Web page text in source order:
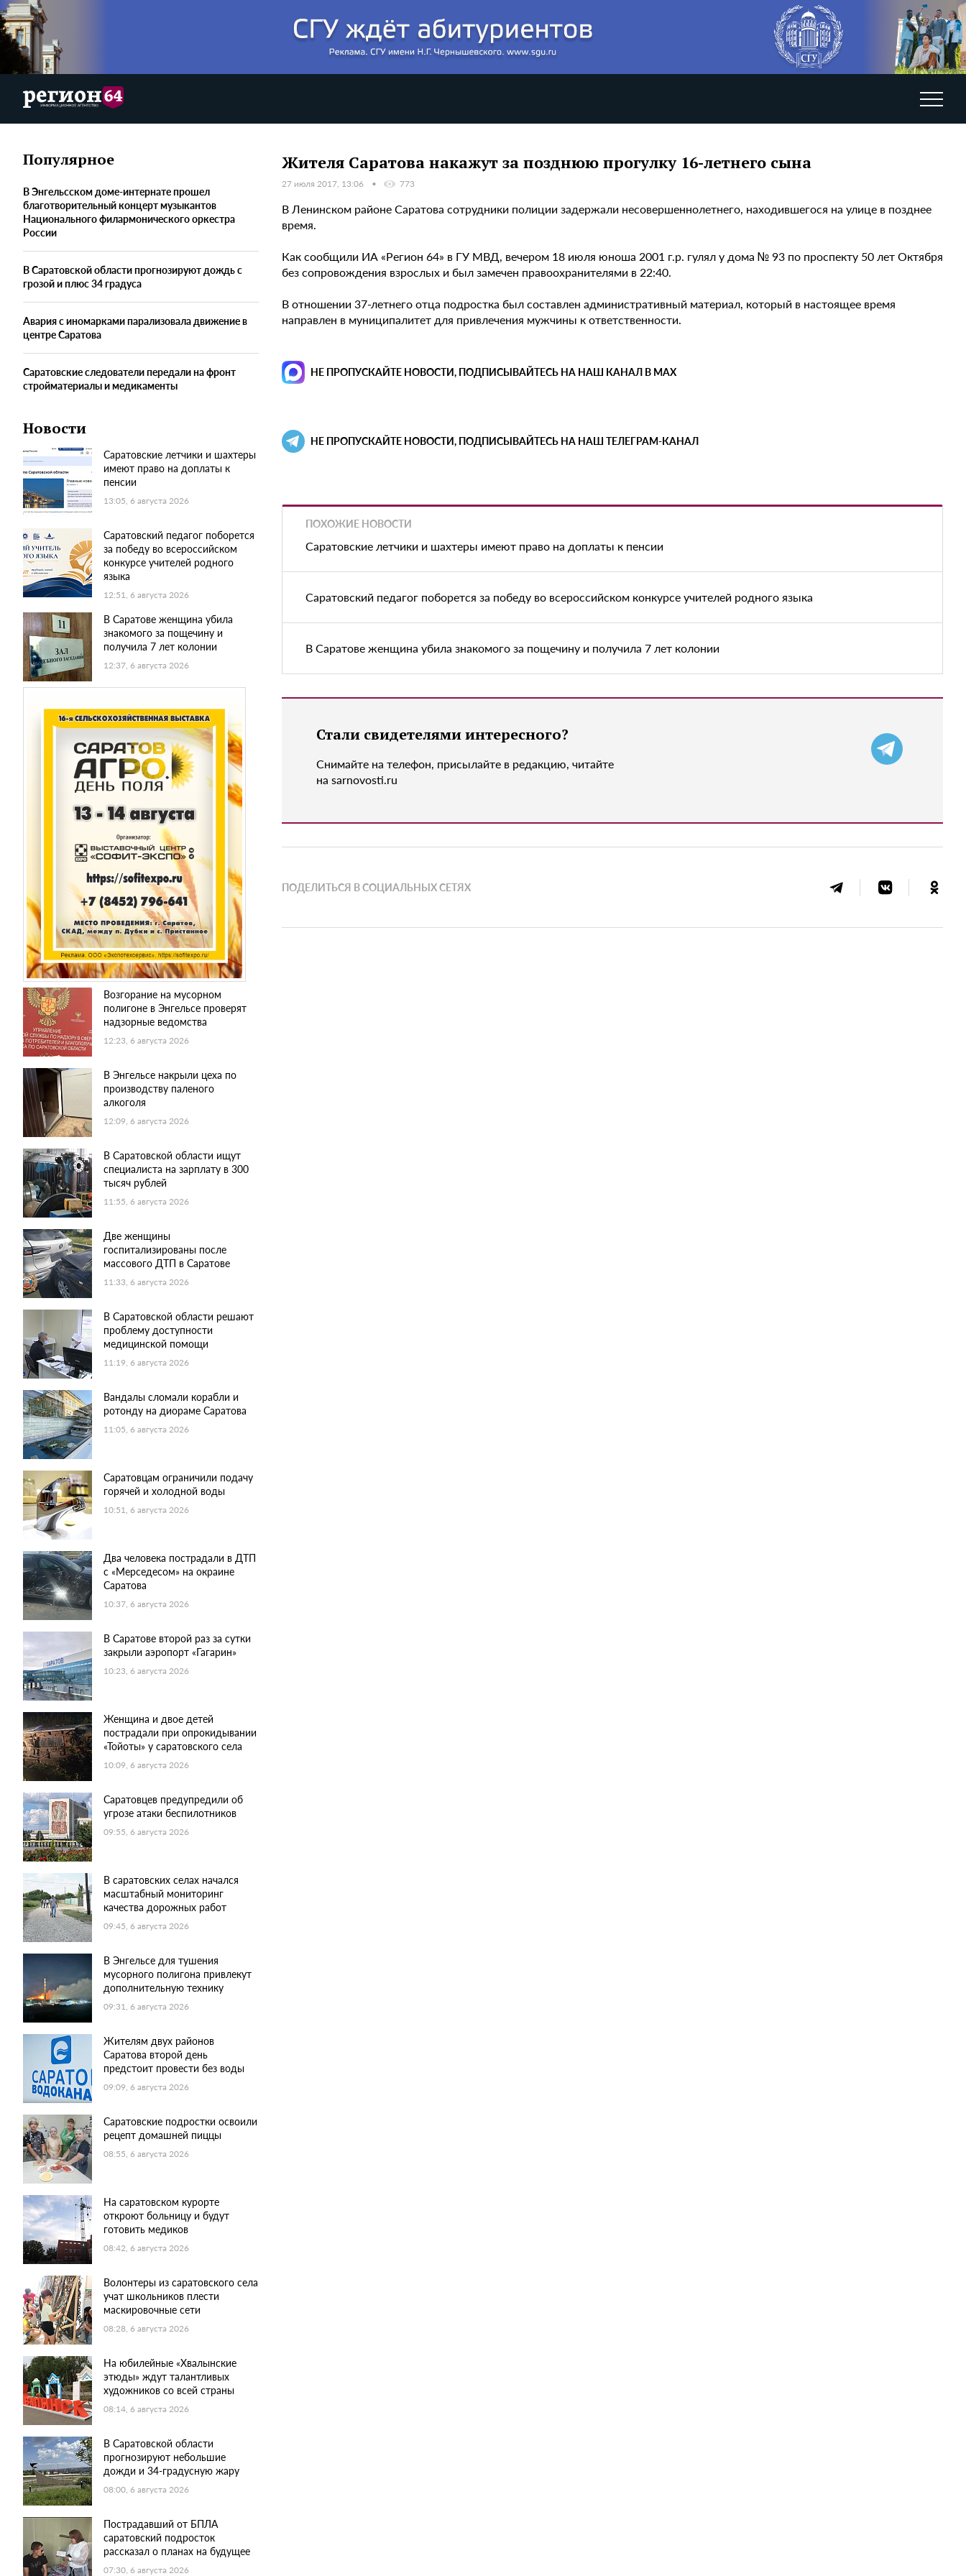
Популярное
В Энгельсском доме-интернате прошел
благотворительный концерт музыкантов
Национального филармонического оркестра
России
В Саратовской области прогнозируют дождь с
грозой и плюс 34 градуса
Авария с иномарками парализовала движение в
центре Саратова
Саратовские следователи передали на фронт
стройматериалы и медикаменты
Новости
Саратовские летчики и шахтеры
имеют право на доплаты к
пенсии
13:05, 6 августа 2026
Саратовский педагог поборется
за победу во всероссийском
конкурсе учителей родного
языка
12:51, 6 августа 2026
В Саратове женщина убила
знакомого за пощечину и
получила 7 лет колонии
12:37, 6 августа 2026
Возгорание на мусорном
полигоне в Энгельсе проверят
надзорные ведомства
12:23, 6 августа 2026
В Энгельсе накрыли цеха по
производству паленого
алкоголя
12:09, 6 августа 2026
В Саратовской области ищут
специалиста на зарплату в 300
тысяч рублей
11:55, 6 августа 2026
Две женщины
госпитализированы после
массового ДТП в Саратове
11:33, 6 августа 2026
В Саратовской области решают
проблему доступности
медицинской помощи
11:19, 6 августа 2026
Вандалы сломали корабли и
ротонду на диораме Саратова
11:05, 6 августа 2026
Саратовцам ограничили подачу
горячей и холодной воды
10:51, 6 августа 2026
Два человека пострадали в ДТП
с «Мерседесом» на окраине
Саратова
10:37, 6 августа 2026
В Саратове второй раз за сутки
закрыли аэропорт «Гагарин»
10:23, 6 августа 2026
Женщина и двое детей
пострадали при опрокидывании
«Тойоты» у саратовского села
10:09, 6 августа 2026
Саратовцев предупредили об
угрозе атаки беспилотников
09:55, 6 августа 2026
В саратовских селах начался
масштабный мониторинг
качества дорожных работ
09:45, 6 августа 2026
В Энгельсе для тушения
мусорного полигона привлекут
дополнительную технику
09:31, 6 августа 2026
Жителям двух районов
Саратова второй день
предстоит провести без воды
09:09, 6 августа 2026
Саратовские подростки освоили
рецепт домашней пиццы
08:55, 6 августа 2026
На саратовском курорте
откроют больницу и будут
готовить медиков
08:42, 6 августа 2026
Волонтеры из саратовского села
учат школьников плести
маскировочные сети
08:28, 6 августа 2026
На юбилейные «Хвалынские
этюды» ждут талантливых
художников со всей страны
08:14, 6 августа 2026
В Саратовской области
прогнозируют небольшие
дожди и 34-градусную жару
08:00, 6 августа 2026
Пострадавший от БПЛА
саратовский подросток
рассказал о планах на будущее
07:30, 6 августа 2026
Жителя Саратова накажут за позднюю прогулку 16-летнего сына
27 июля 2017, 13:06 773
В Ленинском районе Саратова сотрудники полиции задержали несовершеннолетнего, находившегося на улице в позднее
время.
Как сообщили ИА «Регион 64» в ГУ МВД, вечером 18 июля юноша 2001 г.р. гулял у дома № 93 по проспекту 50 лет Октября
без сопровождения взрослых и был замечен правоохранителями в 22:40.
В отношении 37-летнего отца подростка был составлен административный материал, который в настоящее время
направлен в муниципалитет для привлечения мужчины к ответственности.
НЕ ПРОПУСКАЙТЕ НОВОСТИ, ПОДПИСЫВАЙТЕСЬ НА НАШ КАНАЛ В MAX
НЕ ПРОПУСКАЙТЕ НОВОСТИ, ПОДПИСЫВАЙТЕСЬ НА НАШ ТЕЛЕГРАМ-КАНАЛ
ПОХОЖИЕ НОВОСТИ
Саратовские летчики и шахтеры имеют право на доплаты к пенсии
Саратовский педагог поборется за победу во всероссийском конкурсе учителей родного языка
В Саратове женщина убила знакомого за пощечину и получила 7 лет колонии
Стали свидетелями интересного?
Снимайте на телефон, присылайте в редакцию, читайте
на sarnovosti.ru
ПОДЕЛИТЬСЯ В СОЦИАЛЬНЫХ СЕТЯХ